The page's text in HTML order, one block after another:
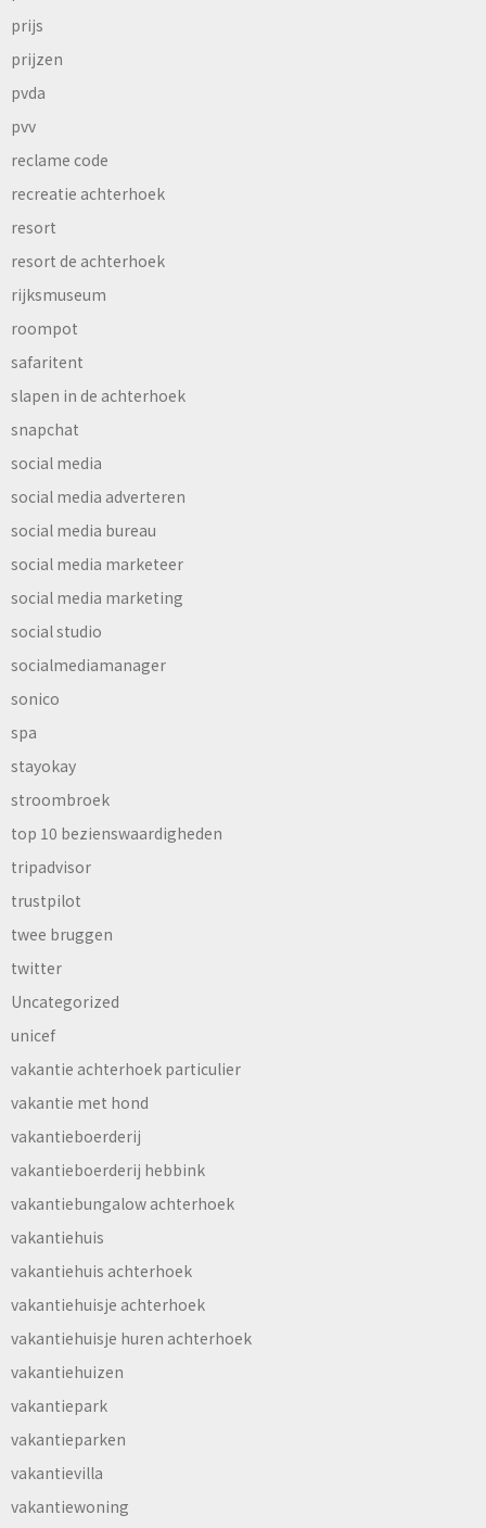
prijs
prijzen
pvda
pvv
reclame code
recreatie achterhoek
resort
resort de achterhoek
rijksmuseum
roompot
safaritent
slapen in de achterhoek
snapchat
social media
social media adverteren
social media bureau
social media marketeer
social media marketing
social studio
socialmediamanager
sonico
spa
stayokay
stroombroek
top 10 bezienswaardigheden
tripadvisor
trustpilot
twee bruggen
twitter
Uncategorized
unicef
vakantie achterhoek particulier
vakantie met hond
vakantieboerderij
vakantieboerderij hebbink
vakantiebungalow achterhoek
vakantiehuis
vakantiehuis achterhoek
vakantiehuisje achterhoek
vakantiehuisje huren achterhoek
vakantiehuizen
vakantiepark
vakantieparken
vakantievilla
vakantiewoning